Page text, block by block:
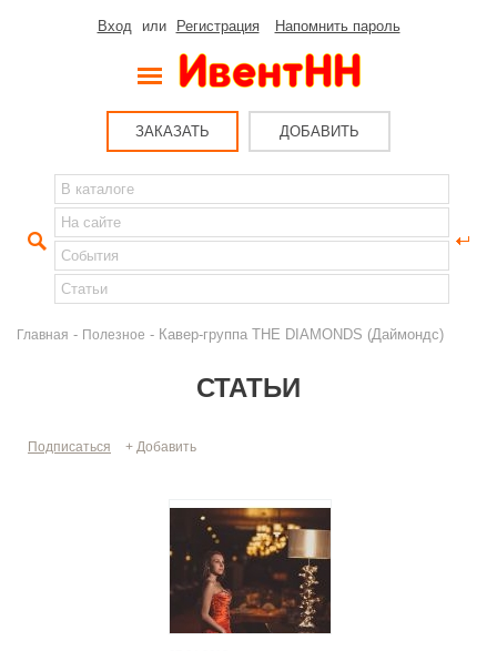
Вход или Регистрация Напомнить пароль
ЗАКАЗАТЬ ДОБАВИТЬ
Главная - Полезное - Кавер-группа THE DIAMONDS (Даймондс)
СТАТЬИ
Подписаться + Добавить